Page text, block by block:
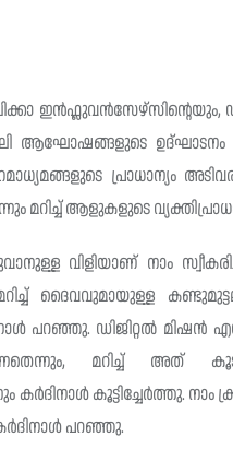
ഉദ്‌ഘാടനം
പ്രാധാന്യം
മറിച്ച് ആളുകളുടെ
വിളിയാണ് നാം
ദൈവവുമായുള്ള
പറഞ്ഞു. ഡിജിറ്റൽ
മറിച്ച് അത്
കൂട്ടിച്ചേർത്തു.
പറഞ്ഞു.